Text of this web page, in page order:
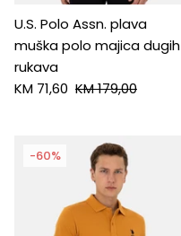
U.S. Polo Assn. plava
muška polo majica dugih
rukava
KM 71,60 KM 179,00
-60%